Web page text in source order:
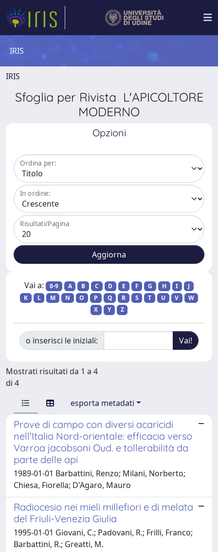
IRIS
IRIS
Sfoglia per Rivista L'APICOLTORE
MODERNO
Opzioni
Ordina per:
In ordine:
Risultati/Pagina
Vai a: 0-9 A B C D E F G H I
J
K
L M N O P Q R S T U V
W
X
Y Z
o inserisci le iniziali:
Mostrati risultati da 1 a 4
di 4
esporta metadati
Prove di campo con diversi acaricidi
nell'Italia Nord-orientale: efficacia verso
Varroa jacobsoni Oud. e tollerabilità da
parte delle api
1989-01-01 Barbattini, Renzo; Milani, Norberto;
Chiesa, Fiorella; D'Agaro, Mauro
Radiocesio nei mieli millefiori e di melata
del Friuli-Venezia Giulia
1995-01-01 Giovani, C.; Padovani, R.; Frilli, Franco;
Barbattini, R.; Greatti, M.